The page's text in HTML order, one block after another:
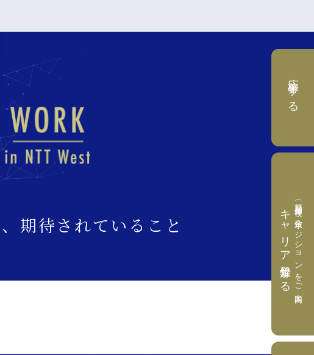
応募する
（簡易登録後、合致ポジションをご案内）
キャリア登録する
期待されていること